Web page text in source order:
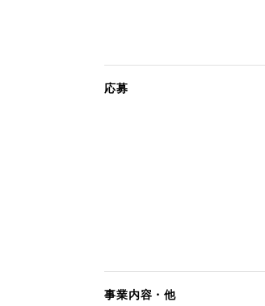
応募
事業内容・他